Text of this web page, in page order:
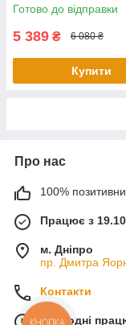
Готово до відправки
5 389 ₴ 6 080 ₴
Купити
Про нас
100%
Працює з
м. Дніпро
пр. Дмитра
Контакти
Сьогодні
КНОПКА